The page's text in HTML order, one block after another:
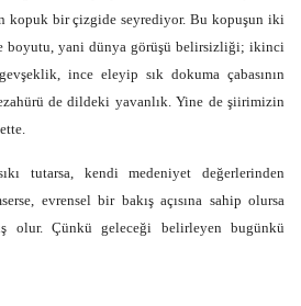
kopuk bir çizgide seyrediyor. Bu kopuşun iki
boyutu, yani dünya görüşü belirsizliği; ikinci
ince eleyip sık dokuma çabasının
de dildeki yavanlık. Yine de şiirimizin
tutarsa, kendi medeniyet değerlerinden
evrensel bir bakış açısına sahip olursa
olur. Çünkü geleceği belirleyen bugünkü